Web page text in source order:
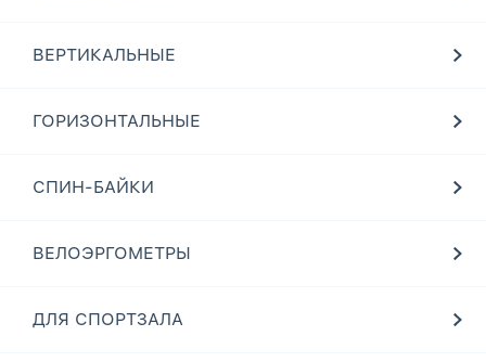
ВЕРТИКАЛЬНЫЕ
ГОРИЗОНТАЛЬНЫЕ
СПИН-БАЙКИ
ВЕЛОЭРГОМЕТРЫ
ДЛЯ СПОРТЗАЛА